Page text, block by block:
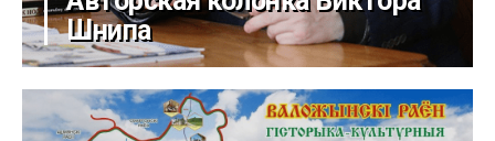
Шнипа